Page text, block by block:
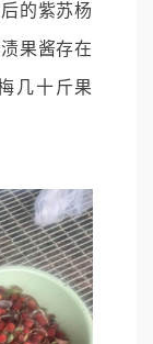
的紫苏杨
果酱存在
几十斤果